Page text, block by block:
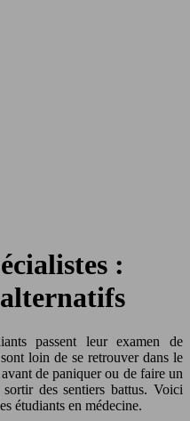
:
passent leur examen de
loin de se retrouver dans le
de paniquer ou de faire un
des sentiers battus. Voici
étudiants en médecine.